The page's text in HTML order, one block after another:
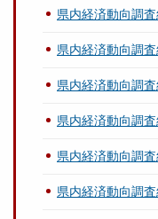
県内経済動向調
県内経済動向調
県内経済動向調
県内経済動向調
県内経済動向調
県内経済動向調